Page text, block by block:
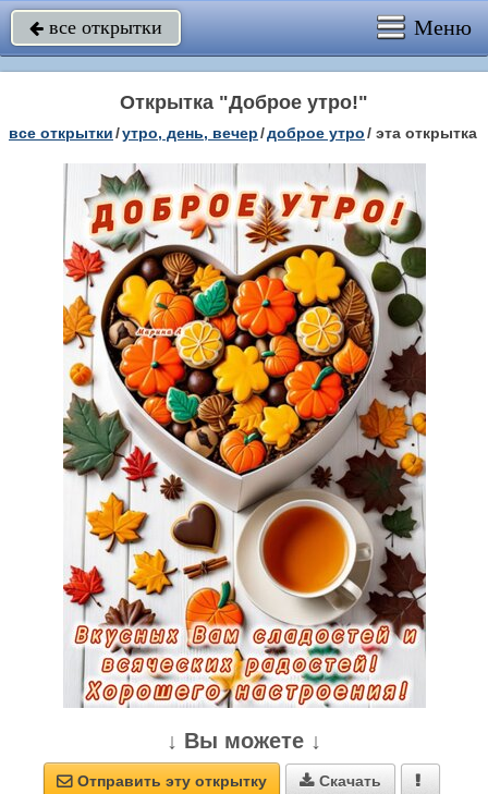
 все открытки Меню
Открытка "Доброе утро!"
все открытки/утро, день, вечер/доброе утро/ эта открытка
↓ Вы можете ↓
 Отправить эту открытку  Скачать 